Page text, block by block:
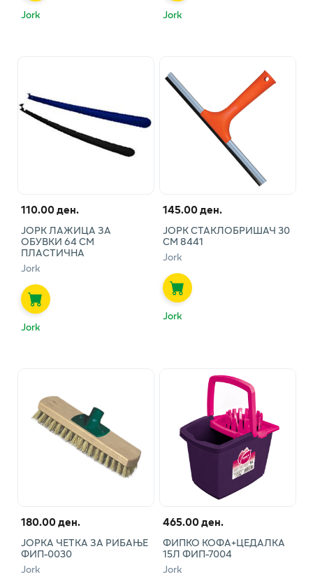
Jork Jork
110.00 ден.
ЈОРК ЛАЖИЦА ЗА
ОБУВКИ 64 СМ
ПЛАСТИЧНА
Jork
Jork
145.00 ден.
ЈОРК СТАКЛОБРИШАЧ 30
СМ 8441
Jork
Jork
180.00 ден.
ЈОРКА ЧЕТКА ЗА РИБАЊЕ
ФИП-0030
Jork
465.00 ден.
ФИПКО КОФА+ЦЕДАЛКА
15Л ФИП-7004
Jork